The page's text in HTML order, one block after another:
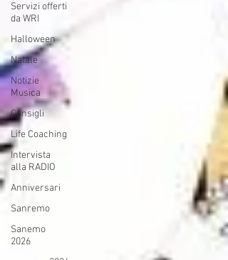
Servizi offerti
da WRI
Halloween
Natale
Notizie
Musica
Consigli
Life Coaching
Intervista
alla RADIO
Anniversari
Sanremo
Sanemo
2026